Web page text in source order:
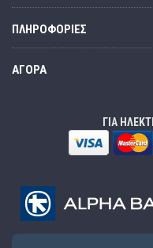
ΠΛΗΡΟΦΟΡΊΕΣ
ΑΓΟΡΆ
ΓΙΑ